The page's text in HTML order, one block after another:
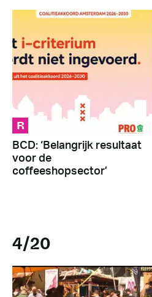
R
BCD: ‘Belangrijk resultaat
voor de
coffeeshopsector’
4/20